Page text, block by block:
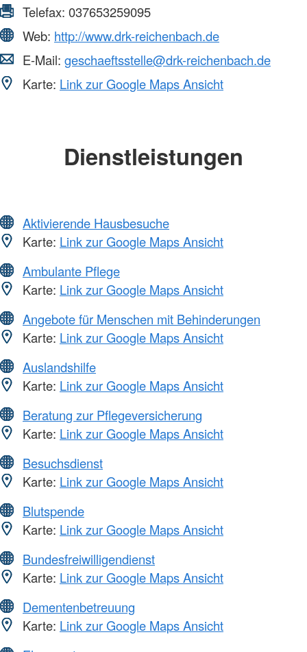
Telefax: 037653259095
Web: http://www.drk-reichenbach.de
E-Mail: geschaeftsstelle@drk-reichenbach.de
Karte: Link zur Google Maps Ansicht
Dienstleistungen
Aktivierende Hausbesuche
Karte: Link zur Google Maps Ansicht
Ambulante Pflege
Karte: Link zur Google Maps Ansicht
Angebote für Menschen mit Behinderungen
Karte: Link zur Google Maps Ansicht
Auslandshilfe
Karte: Link zur Google Maps Ansicht
Beratung zur Pflegeversicherung
Karte: Link zur Google Maps Ansicht
Besuchsdienst
Karte: Link zur Google Maps Ansicht
Blutspende
Karte: Link zur Google Maps Ansicht
Bundesfreiwilligendienst
Karte: Link zur Google Maps Ansicht
Dementenbetreuung
Karte: Link zur Google Maps Ansicht